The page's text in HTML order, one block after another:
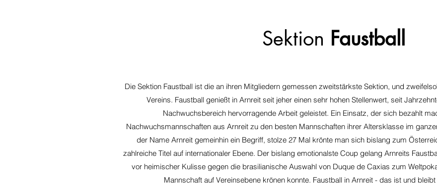
Sektion Faustball
Die Sektion Faustball ist die an ihren Mitgliedern gemessen zweitstärkste Sektion, und
Vereins. Faustball genießt in Arnreit seit jeher einen sehr hohen Stellenwert, seit
Nachwuchsbereich hervorragende Arbeit geleistet. Ein Einsatz, der sich bezahlt
Nachwuchsmannschaften aus Arnreit zu den besten Mannschaften ihrer Altersklasse im
der Name Arnreit gemeinhin ein Begriff, stolze 27 Mal krönte man sich bislang zum
zahlreiche Titel auf internationaler Ebene. Der bislang emotionalste Coup gelang Arnreits
vor heimischer Kulisse gegen die brasilianische Auswahl von Duque de Caxias zum
Mannschaft auf Vereinsebene krönen konnte. Faustball in Arnreit - das ist und